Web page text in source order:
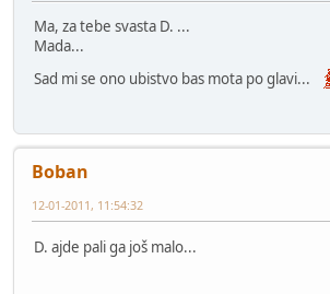
Ma, za tebe svasta D. ...
Mada...
Sad mi se ono ubistvo bas mota po glavi...
Boban
12-01-2011, 11:54:32
D. ajde pali ga još malo...